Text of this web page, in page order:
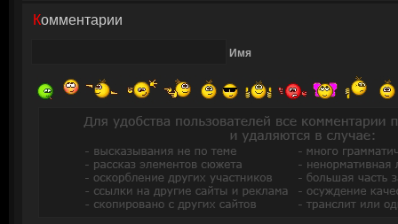
Комментарии
Имя